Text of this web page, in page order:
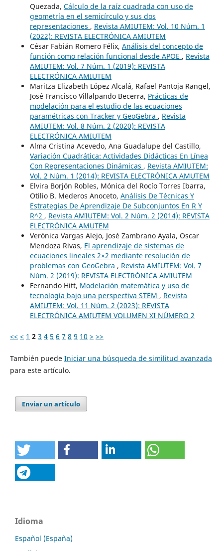
Quezada, Cálculo de la raíz cuadrada con uso de
geometría en el semicírculo y sus dos
representaciones , Revista AMIUTEM: Vol. 10 Núm. 1
(2022): REVISTA ELECTRÓNICA AMIUTEM
César Fabián Romero Félix, Análisis del concepto de
función como relación funcional desde APOE , Revista
AMIUTEM: Vol. 7 Núm. 1 (2019): REVISTA
ELECTRÓNICA AMIUTEM
Maritza Elizabeth López Alcalá, Rafael Pantoja Rangel,
José Francisco Villalpando Becerra, Prácticas de
modelación para el estudio de las ecuaciones
paramétricas con Tracker y GeoGebra , Revista
AMIUTEM: Vol. 8 Núm. 2 (2020): REVISTA
ELECTRÓNICA AMIUTEM
Alma Cristina Acevedo, Ana Guadalupe del Castillo,
Variación Cuadrática: Actividades Didácticas En Línea
Con Representaciones Dinámicas , Revista AMIUTEM:
Vol. 2 Núm. 1 (2014): REVISTA ELECTRÓNICA AMUTEM
Elvira Borjón Robles, Mónica del Rocío Torres Ibarra,
Otilio B. Mederos Anoceto, Análisis De Técnicas Y
Estrategias De Aprendizaje De Subconjuntos En R Y
R^2 , Revista AMIUTEM: Vol. 2 Núm. 2 (2014): REVISTA
ELECTRÓNICA AMUTEM
Verónica Vargas Alejo, José Zambrano Ayala, Oscar
Mendoza Rivas, El aprendizaje de sistemas de
ecuaciones lineales 2×2 mediante resolución de
problemas con GeoGebra , Revista AMIUTEM: Vol. 7
Núm. 2 (2019): REVISTA ELECTRÓNICA AMIUTEM
Fernando Hitt, Modelación matemática y uso de
tecnología bajo una perspectiva STEM , Revista
AMIUTEM: Vol. 11 Núm. 2 (2023): REVISTA
ELECTRÓNICA AMIUTEM VOLUMEN XI NÚMERO 2
<< < 1 2 3 4 5 6 7 8 9 10 > >>
También puede Iniciar una búsqueda de similitud avanzada
para este artículo.
Enviar un artículo
Idioma
Español (España)